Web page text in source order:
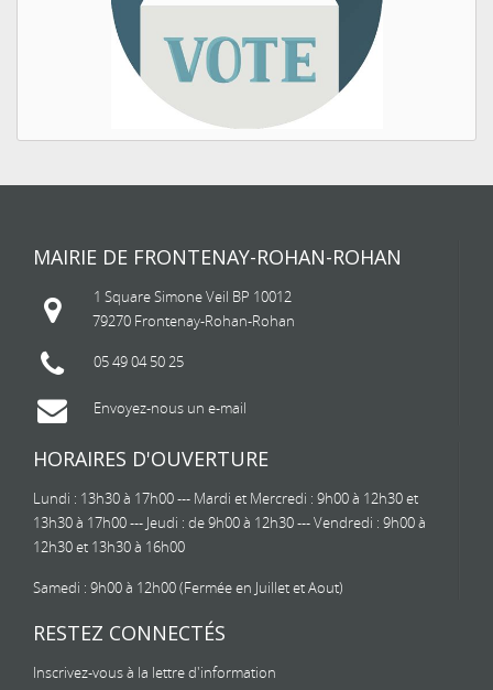
MAIRIE DE FRONTENAY-ROHAN-ROHAN
1 Square Simone Veil BP 10012
79270 Frontenay-Rohan-Rohan
05 49 04 50 25
Envoyez-nous un e-mail
HORAIRES D'OUVERTURE
Lundi : 13h30 à 17h00 --- Mardi et Mercredi : 9h00 à 12h30 et
13h30 à 17h00 --- Jeudi : de 9h00 à 12h30 --- Vendredi : 9h00 à
12h30 et 13h30 à 16h00
Samedi : 9h00 à 12h00 (Fermée en Juillet et Aout)
RESTEZ CONNECTÉS
Inscrivez-vous à la lettre d'information